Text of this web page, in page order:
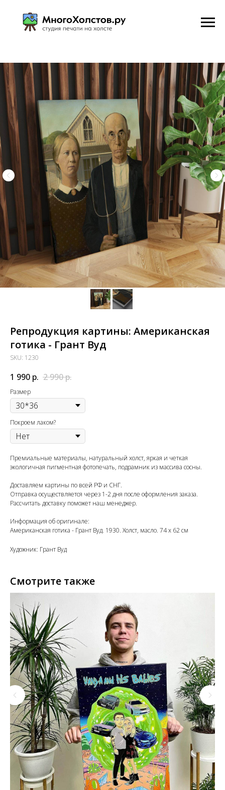
Репродукция картины: Американская
готика - Грант Вуд
SKU: 1230
1 990 р. 2 990р.
Размер
Покроем лаком?
Премиальные материалы, натуральный холст, яркая и четкая
экологичная пигментная фотопечать, подрамник из массива сосны.
Доставляем картины по всей РФ и СНГ.
Отправка осуществляется через 1-2 дня после оформления заказа.
Рассчитать доставку поможет наш менеджер.
Информация об оригинале:
Американская готика - Грант Вуд. 1930. Холст, масло. 74 x 62 см
Художник: Грант Вуд
Смотрите также